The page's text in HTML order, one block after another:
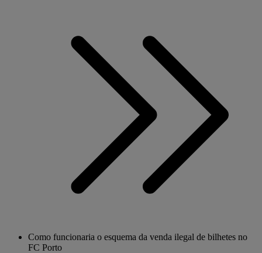
Como funcionaria o esquema da venda ilegal de bilhetes no
FC Porto